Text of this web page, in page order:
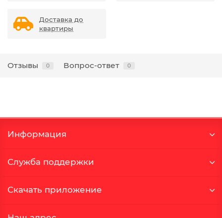
Доставка до
квартиры
Отзывы 0 Вопрос-ответ 0
Информация
Служба поддержки
Скачать приложение